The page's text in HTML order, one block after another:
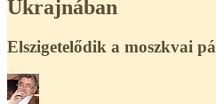
Ukrajnában
Elszigetelődik a moszkvai